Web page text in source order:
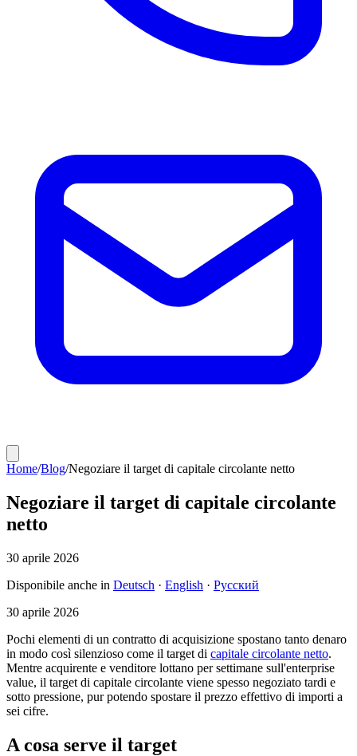
Home/Blog/Negoziare il target di capitale circolante netto
Negoziare il target di capitale circolante
netto
30 aprile 2026
Disponibile anche in Deutsch · English · Русский
30 aprile 2026
Pochi elementi di un contratto di acquisizione spostano tanto denaro
in modo così silenzioso come il target di capitale circolante netto.
Mentre acquirente e venditore lottano per settimane sull'enterprise
value, il target di capitale circolante viene spesso negoziato tardi e
sotto pressione, pur potendo spostare il prezzo effettivo di importi a
sei cifre.
A cosa serve il target